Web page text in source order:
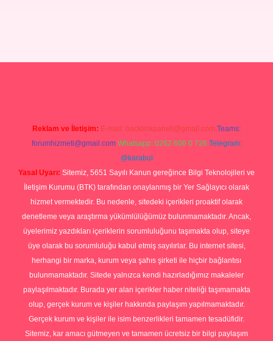
Reklam ve İletişim: E-mail: backlinkpaneli@gmail.com Teams:
forumhizmeti@gmail.com Whatsapp: 0262 606 0 726 Telegram:
@karabul
Yasal Uyarı: Sitemiz, 5651 Sayılı Kanun gereğince Bilgi Teknolojileri ve
İletişim Kurumu (BTK) tarafından onaylanmış bir Yer Sağlayıcı olarak
hizmet vermektedir. Bu nedenle, sitedeki içerikleri proaktif olarak
denetleme veya araştırma yükümlülüğümüz bulunmamaktadır. Ancak,
üyelerimiz yazdıkları içeriklerin sorumluluğunu taşımakta olup, siteye
üye olarak bu sorumluluğu kabul etmiş sayılırlar. Bu internet sitesi,
herhangi bir marka, kurum veya şahıs şirketi ile hiçbir bağlantısı
bulunmamaktadır. Sitede yalnızca kendi hazırladığımız makaleler
paylaşılmaktadır. Burada yer alan içerikler haber niteliği taşımamakta
olup, gerçek kurum ve kişiler hakkında paylaşım yapılmamaktadır.
Gerçek kurum ve kişiler ile isim benzerlikleri tamamen tesadüfidir.
Sitemiz, kar amacı gütmeyen ve tamamen ücretsiz bir bilgi paylaşım